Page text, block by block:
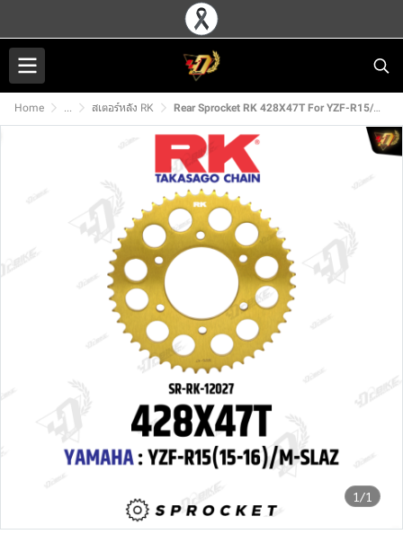
Home ... สเตอร์หลัง RK Rear Sprocket RK 428X47T For YZF-R15/M-SLAZ
1/1